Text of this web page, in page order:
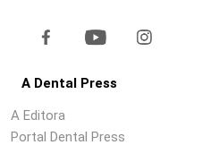
A Dental Press
A Editora
Portal Dental Press